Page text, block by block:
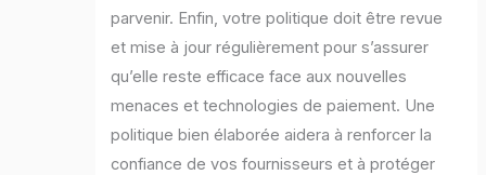
parvenir. Enfin, votre politique doit être revue
et mise à jour régulièrement pour s’assurer
qu’elle reste efficace face aux nouvelles
menaces et technologies de paiement. Une
politique bien élaborée aidera à renforcer la
confiance de vos fournisseurs et à protéger